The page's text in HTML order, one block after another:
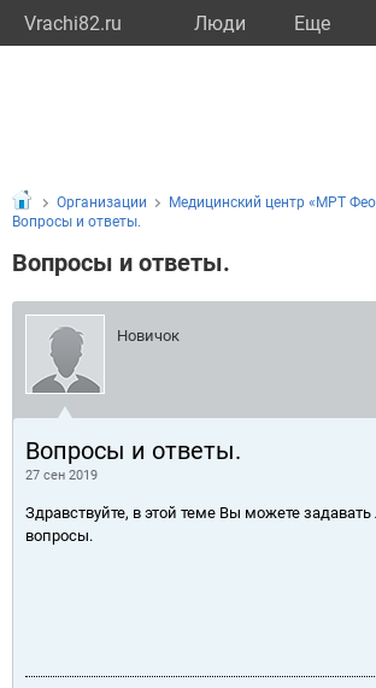
Vrachi82.ru Люди Eще
Организации Медицинский центр «МРТ
Вопросы и ответы.
Вопросы и ответы.
Новичок
Вопросы и ответы.
27 сен 2019
Здравствуйте, в этой теме Вы можете
вопросы.